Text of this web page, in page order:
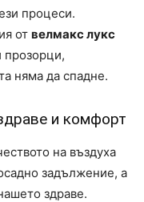
процеси.
от велмакс лукс
прозорци,
няма да спадне.
и комфорт
на въздуха
задължение, а
здраве.